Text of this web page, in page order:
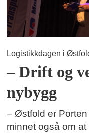
Logistikkdagen i
– Drift og
nybygg
– Østfold er
minnet også om